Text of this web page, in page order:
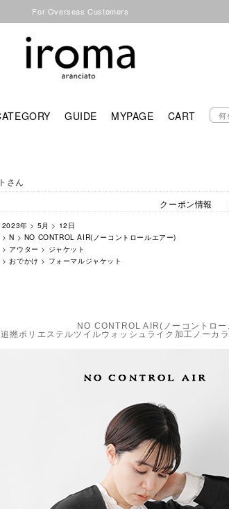
For Overseas Customers
GUIDE MYPAGE CART
さん
クーポン情報
2023年 > 5月 > 12日
>N > NO CONTROL AIR(ノーコントロールエアー)
> アウター > ジャケット
>おでかけ > フォーマルジャケット
NO CONTROL AIR(ノーコントロー
追撚ポリエステルツイルウォッシュライク加工ノーカ